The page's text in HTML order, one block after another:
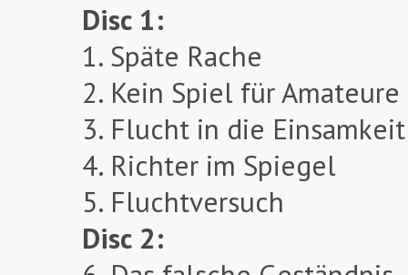
Disc 1:
1. Späte Rache
2. Kein Spiel für Amateure
3. Flucht in die Einsamkeit
4. Richter im Spiegel
5. Fluchtversuch
Disc 2: